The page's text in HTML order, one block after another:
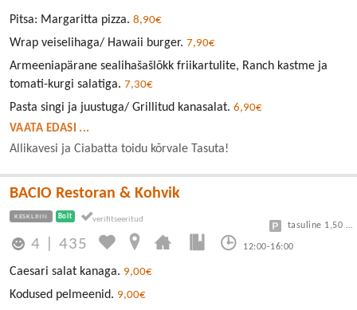
Pitsa: Margaritta pizza. 8,90€
Wrap veiselihaga/ Hawaii burger. 7,90€
Armeeniapärane sealihašašlõkk friikartulite, Ranch kastme ja
tomati-kurgi salatiga. 7,30€
Pasta singi ja juustuga/ Grillitud kanasalat. 6,90€
VAATA EDASI ...
Allikavesi ja Ciabatta toidu kõrvale Tasuta!
BACIO Restoran & Kohvik
KESKLINN Bolt
4 |435 12:00-16:00
tasuline 1,50 eur/h
Caesari salat kanaga. 9,00€
Kodused pelmeenid. 9,00€